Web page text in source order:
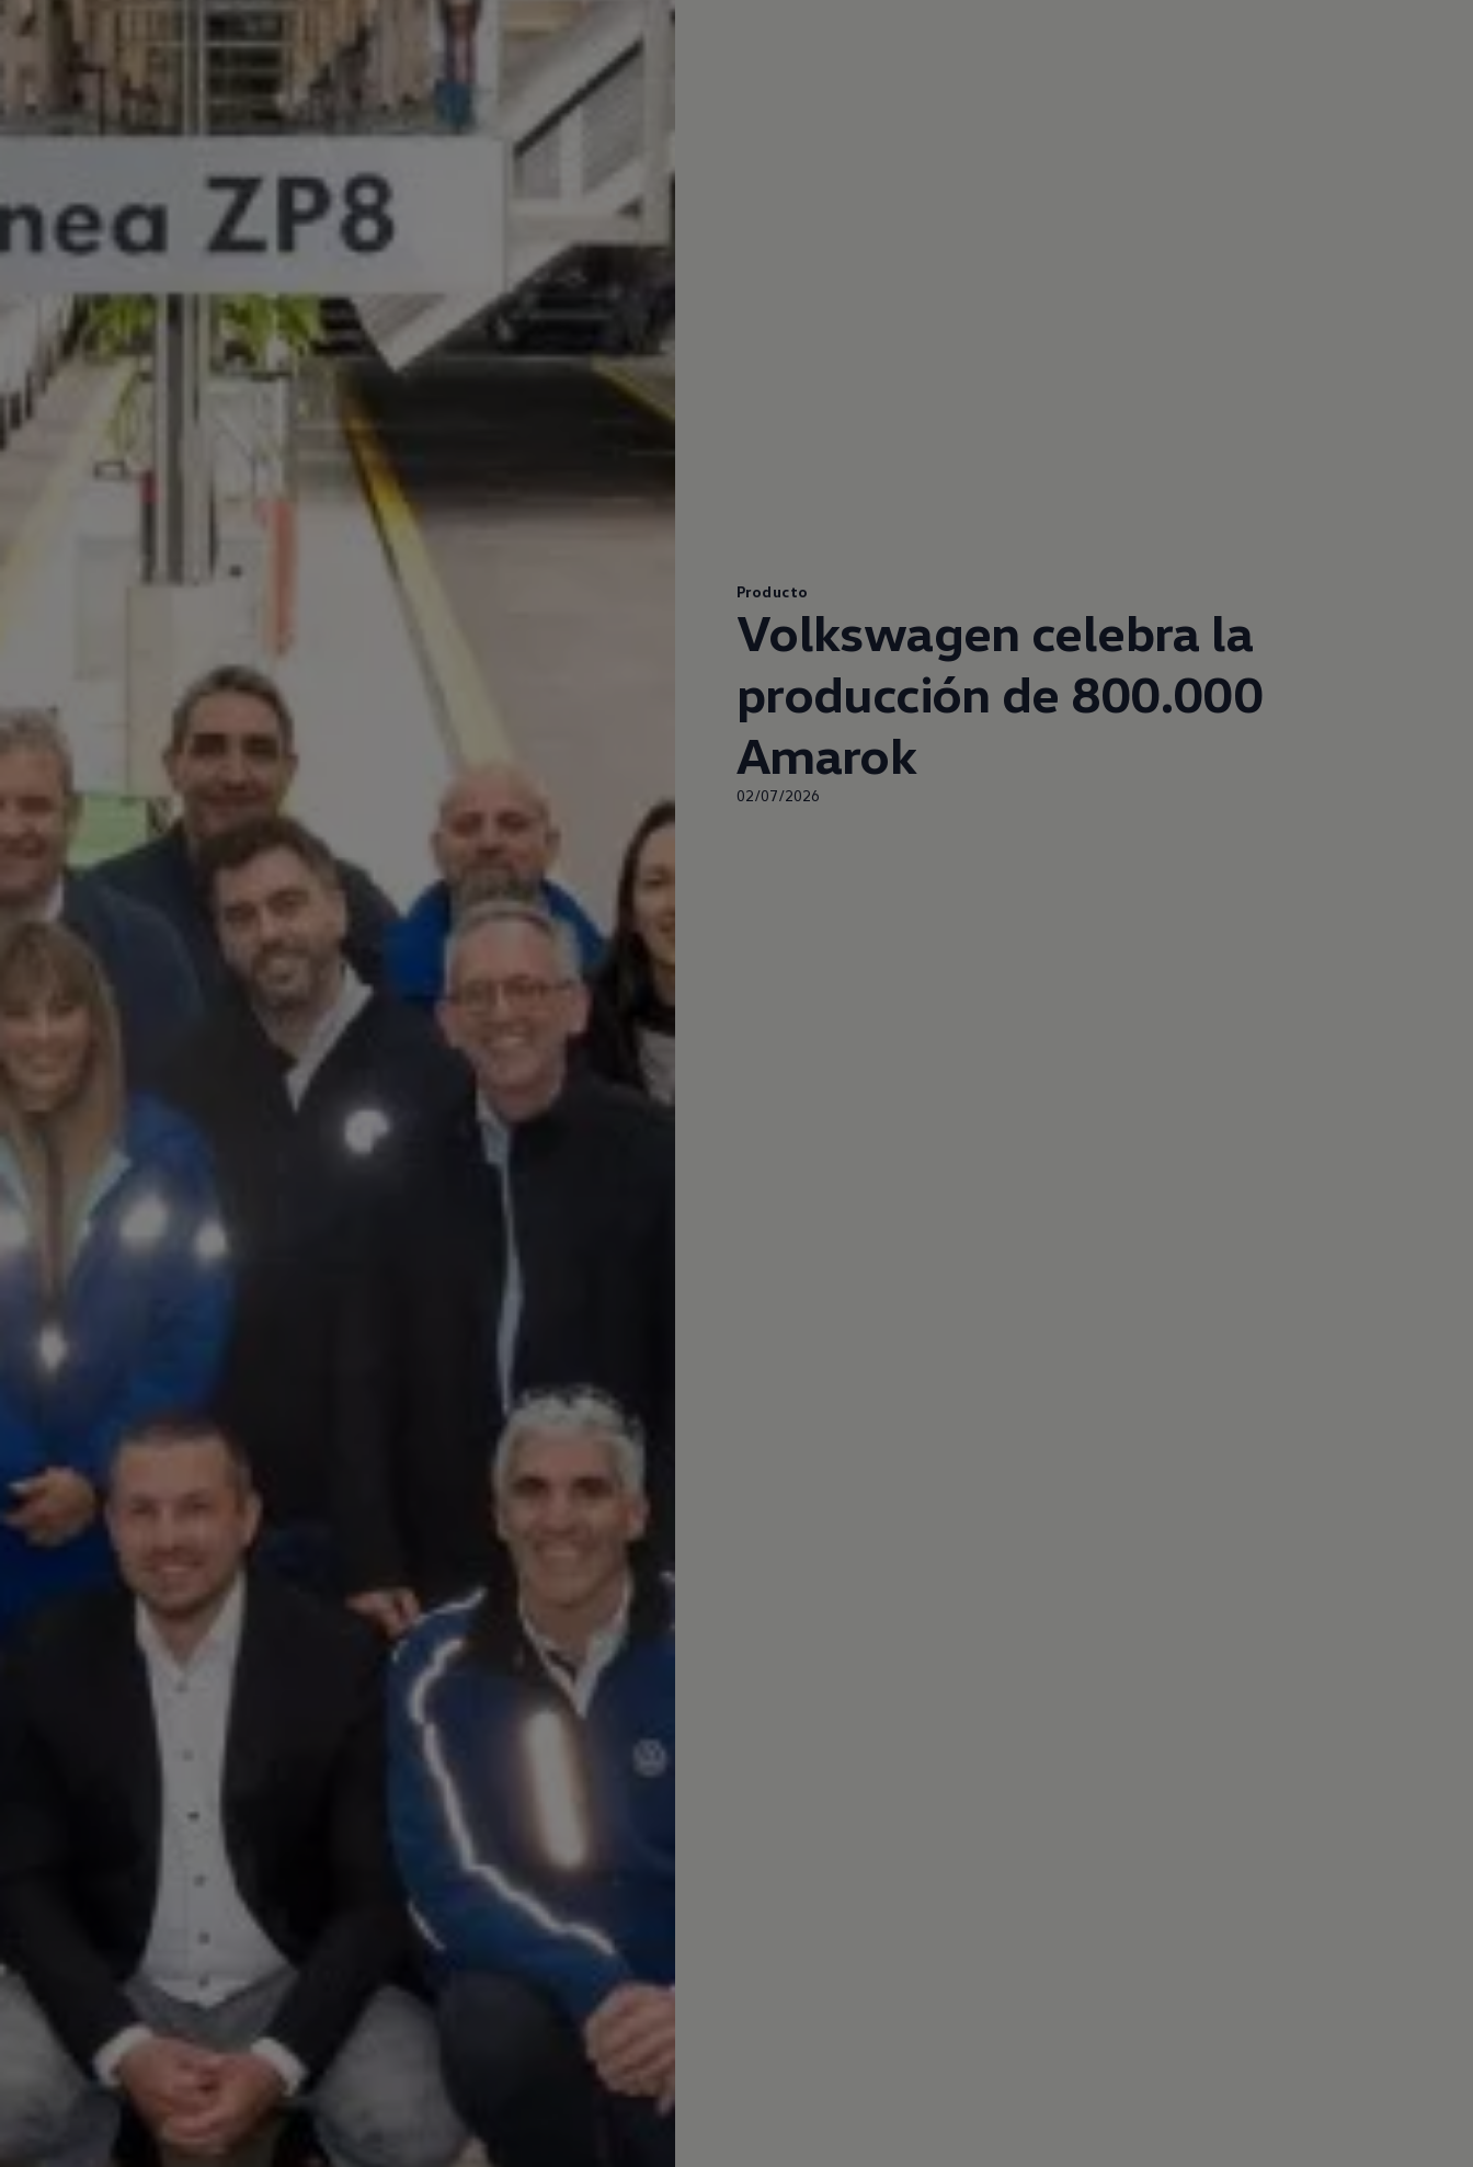
Producto
Volkswagen celebra la
producción de 800.000
Amarok
02/07/2026